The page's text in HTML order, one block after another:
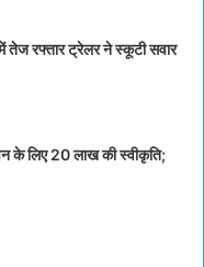
तेज रफ्तार ट्रेलर ने स्कूटी सवार
के लिए 20 लाख की स्वीकृति;